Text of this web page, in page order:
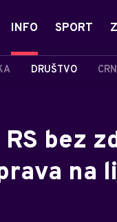
INFO
DRUŠTVO
SPORT
bez
na